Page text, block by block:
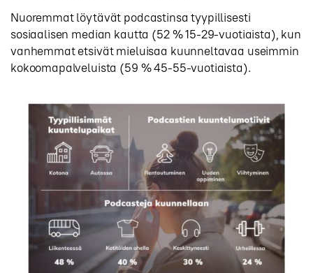
Nuoremmat löytävät podcastinsa tyypillisesti
sosiaalisen median kautta (52 % 15-29-vuotiaista), kun
vanhemmat etsivät mieluisaa kuunneltavaa useimmin
kokoomapalveluista (59 % 45-55-vuotiaista).